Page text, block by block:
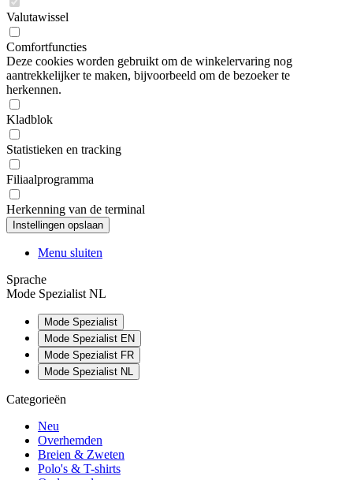
Valutawissel
Comfortfuncties
Deze cookies worden gebruikt om de winkelervaring nog
aantrekkelijker te maken, bijvoorbeeld om de bezoeker te
herkennen.
Kladblok
Statistieken en tracking
Filiaalprogramma
Herkenning van de terminal
Menu sluiten
Sprache
Mode Spezialist NL
Mode Spezialist
Mode Spezialist EN
Mode Spezialist FR
Mode Spezialist NL
Categorieën
Neu
Overhemden
Breien & Zweten
Polo's & T-shirts